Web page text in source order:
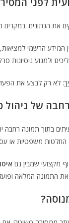
את הנתונים. במקרים
הרשמי
ולמנוע ניסיונות
: לא רק לבצע את
של ניהול
בתוך תמונה
משפטיות או
מקצועי שמבין גם
התמונה המלאה